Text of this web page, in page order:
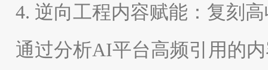
4. 逆向工程内容赋能：复刻
通过分析AI平台高频引用的